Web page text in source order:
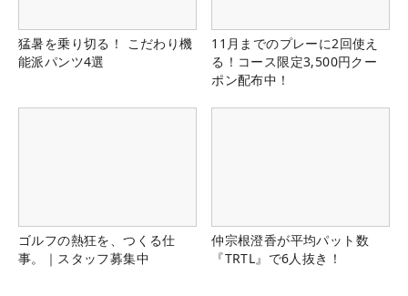
猛暑を乗り切る！ こだわり機
能派パンツ4選
11月までのプレーに2回使え
る！コース限定3,500円クー
ポン配布中！
ゴルフの熱狂を、つくる仕
事。｜スタッフ募集中
仲宗根澄香が平均パット数
『TRTL』で6人抜き！